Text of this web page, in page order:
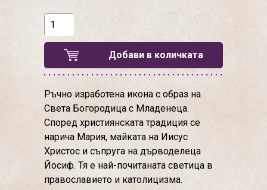
Добави в количката
Ръчно изработена икона с образ на
Света Богородица с Младенеца.
Според християнската традиция се
нарича Мария, майката на Иисус
Христос и съпруга на дърводелеца
Йосиф. Тя е най-почитаната светица в
православието и католицизма.